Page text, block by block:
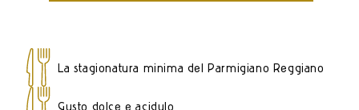
mesi
mesi
La stagionatura minima del Parmigiano Reggiano
Gusto dolce e acidulo